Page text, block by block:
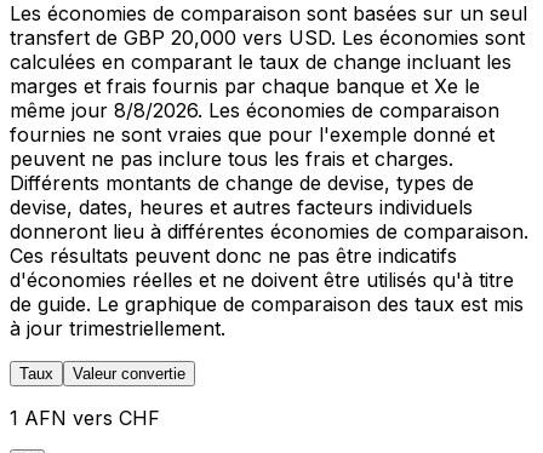
Les économies de comparaison sont basées sur un seul
transfert de GBP 20,000 vers USD. Les économies sont
calculées en comparant le taux de change incluant les
marges et frais fournis par chaque banque et Xe le
même jour 8/8/2026. Les économies de comparaison
fournies ne sont vraies que pour l'exemple donné et
peuvent ne pas inclure tous les frais et charges.
Différents montants de change de devise, types de
devise, dates, heures et autres facteurs individuels
donneront lieu à différentes économies de comparaison.
Ces résultats peuvent donc ne pas être indicatifs
d'économies réelles et ne doivent être utilisés qu'à titre
de guide. Le graphique de comparaison des taux est mis
à jour trimestriellement.
Taux Valeur convertie
1 AFN vers CHF